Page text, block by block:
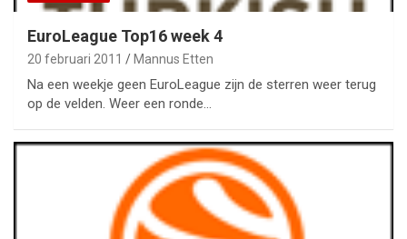
EuroLeague Top16 week 4
20 februari 2011 Mannus Etten
Na een weekje geen EuroLeague zijn de sterren weer terug
op de velden. Weer een ronde…